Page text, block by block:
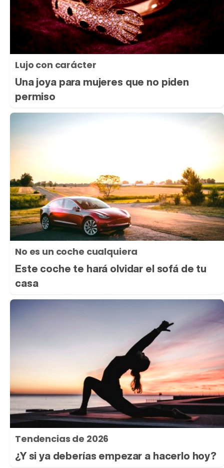
Lujo con carácter
Una joya para mujeres que no piden
permiso
No es un coche cualquiera
Este coche te hará olvidar el sofá de tu
casa
Tendencias de 2026
¿Y si ya deberías empezar a hacerlo hoy?